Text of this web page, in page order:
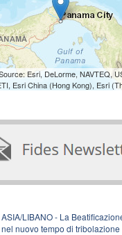
Esri, DeLorme, NAVTEQ,
Esri China (Hong Kong), Esri
ASIA/LIBANO - La
nel nuovo tempo di